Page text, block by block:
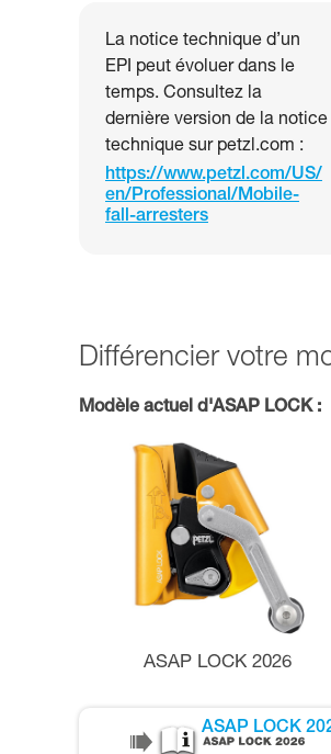
La notice technique d’un
EPI peut évoluer dans le
temps. Consultez la
dernière version de la notice
technique sur petzl.com :
https://www.petzl.com/US/
en/Professional/Mobile-
fall-arresters
Différencier votre
Modèle actuel d'ASAP LOCK :
ASAP LOCK 2026
ASAP LOCK